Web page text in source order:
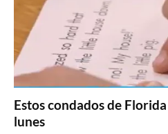
Estos condados de
lunes